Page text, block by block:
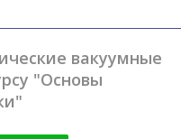
вакуумные
"Основы